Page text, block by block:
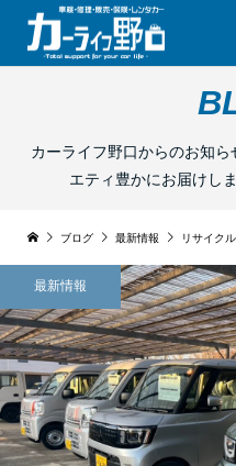
カーライフ野口からのお知
エティ豊かにお届けし
ブログ 最新情報 リサイク
最新情報